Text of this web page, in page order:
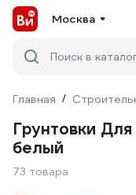
Москва
Поиск в
Главная /
Грунтовки
белый
73 товара